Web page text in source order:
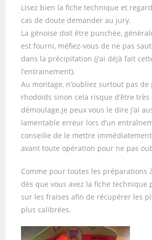
Lisez bien la fiche technique et
cas de doute demander au jury.
La génoise doit être punchée,
est fourni, méfiez-vous de ne pas
dans la précipitation (j’ai déjà fait
l’entrainement).
Au montage, n’oubliez surtout pas de
rhodoïds sinon cela risque d’être
démoulage.Je peux vous le dire j’ai
lamentable erreur lors d’un
conseille de le mettre
avant toute opération pour ne pas
Comme pour toutes les préparations
dès que vous avez la fiche technique
sur les fraises afin de récupérer les
plus calibrées.